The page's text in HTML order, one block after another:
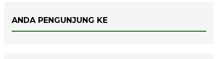
ANDA PENGUNJUNG KE